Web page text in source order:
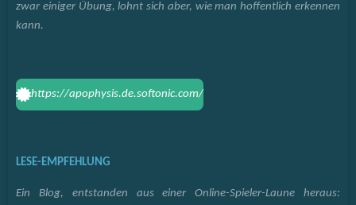
zwar einiger Übung, lohnt sich aber, wie man hoffentlich erkennen
kann.
https://apophysis.de.softonic.com/
LESE-EMPFEHLUNG
Ein Blog, entstanden aus einer Online-Spieler-Laune heraus: